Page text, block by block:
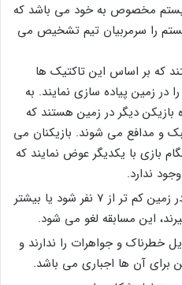
مخصوص به خود می باشد که
را سرمربیان تیم تشخیص می
که بر اساس این تاکتیک‌ ها
در زمین پیاده سازی نمایند. به
بازیکن دیگر در زمین هستند که
و مدافع می شوند. بازیکنان می
بازی با یکدیگر عوض نمایند که
ندارد.
اگر تعداد بازیکنان یک تیم در زمین کم تر از 7 نفر شود یا بیشتر
این مسابقه لغو می شود.
خطرناک و جواهرات را ندارند و
برای آن ها اجباری می باشد.